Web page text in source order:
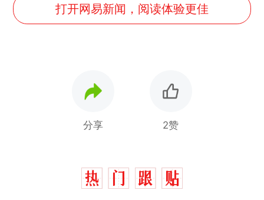
打开网易新闻，阅读体验更佳
分享 2赞